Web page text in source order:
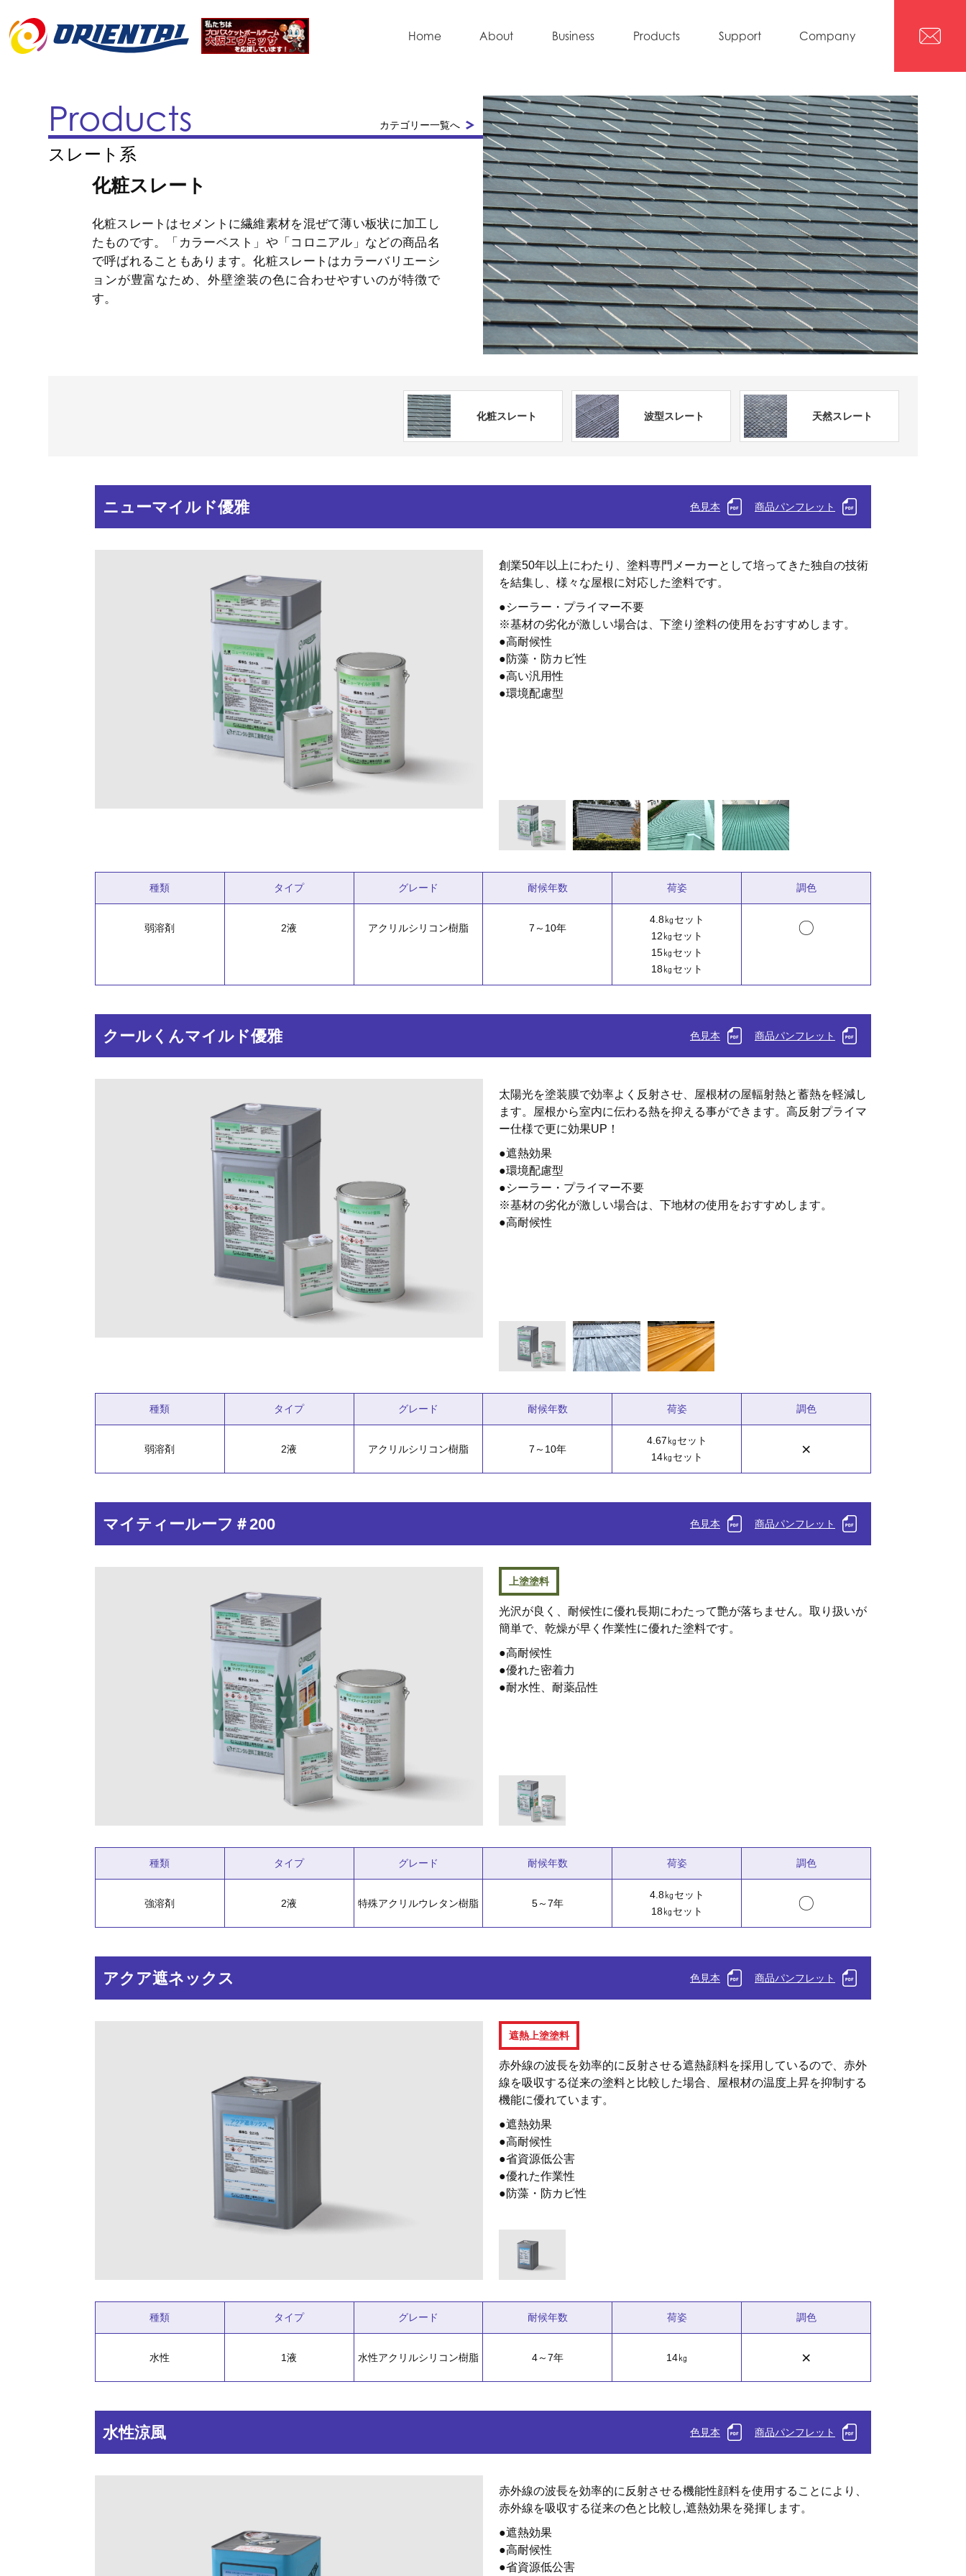
Home About Business Products Support Company
Products
スレート系
カテゴリー一覧へ
化粧スレート
化粧スレートはセメントに繊維素材を混ぜて薄い板状に加工し
たものです。「カラーベスト」や「コロニアル」などの商品名
で呼ばれることもあります。化粧スレートはカラーバリエーシ
ョンが豊富なため、外壁塗装の色に合わせやすいのが特徴で
す。
化粧スレート 波型スレート 天然スレート
ニューマイルド優雅 色見本 商品パンフレット
創業50年以上にわたり、塗料専門メーカーとして培ってきた独自の技術
を結集し、様々な屋根に対応した塗料です。
●シーラー・プライマー不要
※基材の劣化が激しい場合は、下塗り塗料の使用をおすすめします。
●高耐候性
●防藻・防カビ性
●高い汎用性
●環境配慮型
種類
弱溶剤
タイプ
2液
グレード
アクリルシリコン樹脂
耐候年数
7～10年
荷姿
4.8㎏セット
12㎏セット
15㎏セット
18㎏セット
調色
〇
クールくんマイルド優雅 色見本 商品パンフレット
太陽光を塗装膜で効率よく反射させ、屋根材の屋輻射熱と蓄熱を軽減し
ます。屋根から室内に伝わる熱を抑える事ができます。高反射プライマ
ー仕様で更に効果UP！
●遮熱効果
●環境配慮型
●シーラー・プライマー不要
※基材の劣化が激しい場合は、下地材の使用をおすすめします。
●高耐候性
種類
弱溶剤
タイプ
2液
グレード
アクリルシリコン樹脂
耐候年数
7～10年
荷姿
4.67㎏セット
14㎏セット
調色
×
マイティールーフ＃200 色見本 商品パンフレット
上塗塗料
光沢が良く、耐候性に優れ長期にわたって艶が落ちません。取り扱いが
簡単で、乾燥が早く作業性に優れた塗料です。
●高耐候性
●優れた密着力
●耐水性、耐薬品性
種類
強溶剤
タイプ
2液
グレード
特殊アクリルウレタン樹脂
耐候年数
5～7年
荷姿
4.8㎏セット
18㎏セット
調色
〇
アクア遮ネックス 色見本 商品パンフレット
遮熱上塗塗料
赤外線の波長を効率的に反射させる遮熱顔料を採用しているので、赤外
線を吸収する従来の塗料と比較した場合、屋根材の温度上昇を抑制する
機能に優れています。
●遮熱効果
●高耐候性
●省資源低公害
●優れた作業性
●防藻・防カビ性
種類
水性
タイプ
1液
グレード
水性アクリルシリコン樹脂
耐候年数
4～7年
荷姿
14㎏
調色
×
水性涼風 色見本 商品パンフレット
赤外線の波長を効率的に反射させる機能性顔料を使用することにより、
赤外線を吸収する従来の色と比較し,遮熱効果を発揮します。
●遮熱効果
●高耐候性
●省資源低公害